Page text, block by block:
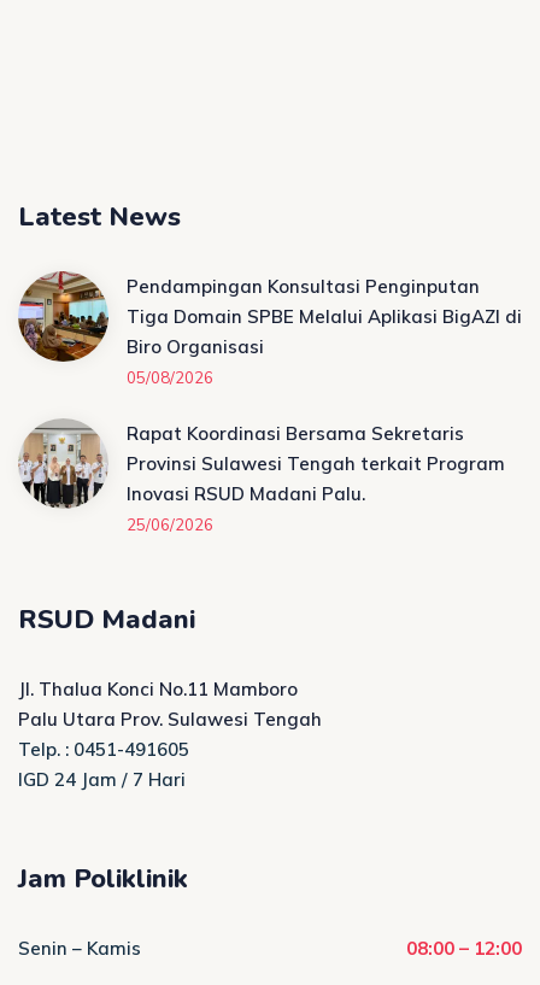
Latest News
Pendampingan Konsultasi Penginputan
Tiga Domain SPBE Melalui Aplikasi BigAZI di
Biro Organisasi
05/08/2026
Rapat Koordinasi Bersama Sekretaris
Provinsi Sulawesi Tengah terkait Program
Inovasi RSUD Madani Palu.
25/06/2026
RSUD Madani
Jl. Thalua Konci No.11 Mamboro
Palu Utara Prov. Sulawesi Tengah
Telp. : 0451-491605
IGD 24 Jam / 7 Hari
Jam Poliklinik
Senin – Kamis 08:00 – 12:00